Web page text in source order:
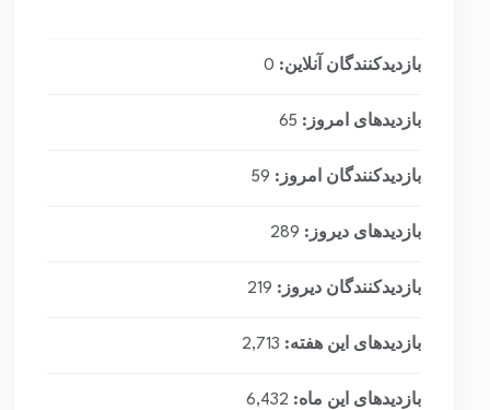
بازدیدکنندگان آنلاین: 0
بازدیدهای امروز: 65
بازدیدکنندگان امروز: 59
بازدیدهای دیروز: 289
بازدیدکنندگان دیروز: 219
بازدیدهای این هفته: 2,713
بازدیدهای این ماه: 6,432